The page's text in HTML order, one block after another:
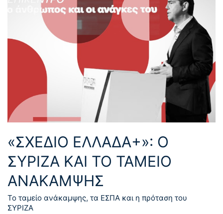
«ΣΧΕΔΙΟ ΕΛΛΑΔΑ+»: Ο
ΣΥΡΙΖΑ ΚΑΙ ΤΟ ΤΑΜΕΙΟ
ΑΝΑΚΑΜΨΗΣ
Το ταμείο ανάκαμψης, τα ΕΣΠΑ και η πρόταση του
ΣΥΡΙΖΑ